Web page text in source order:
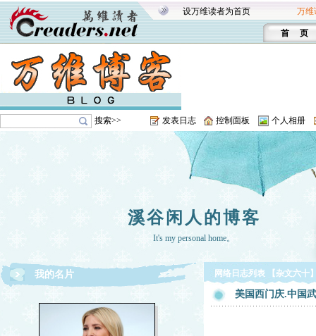
设万维读者为首页 万维
首 页
搜索>> 发表日志 控制面板 个人相册
溪谷闲人的博客
It's my personal home。
我的名片 网络日志列表 【杂文六十
美国西门庆.中国